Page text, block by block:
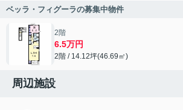
ベッラ・フィグーラの募集中物件
2階
6.5万円
2階 / 14.12坪(46.69㎡)
周辺施設